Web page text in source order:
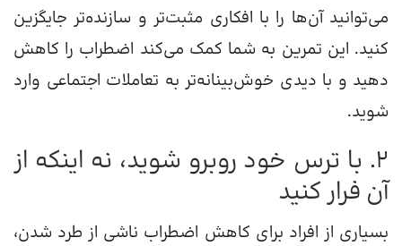
می‌توانید آن‌ها را با افکاری مثبت‌تر و سازنده‌تر جایگزین
کنید. این تمرین به شما کمک می‌کند اضطراب را کاهش
دهید و با دیدی خوش‌بینانه‌تر به تعاملات اجتماعی وارد
شوید.
۲. با ترس خود روبرو شوید، نه اینکه از
آن فرار کنید
بسیاری از افراد برای کاهش اضطراب ناشی از طرد شدن،